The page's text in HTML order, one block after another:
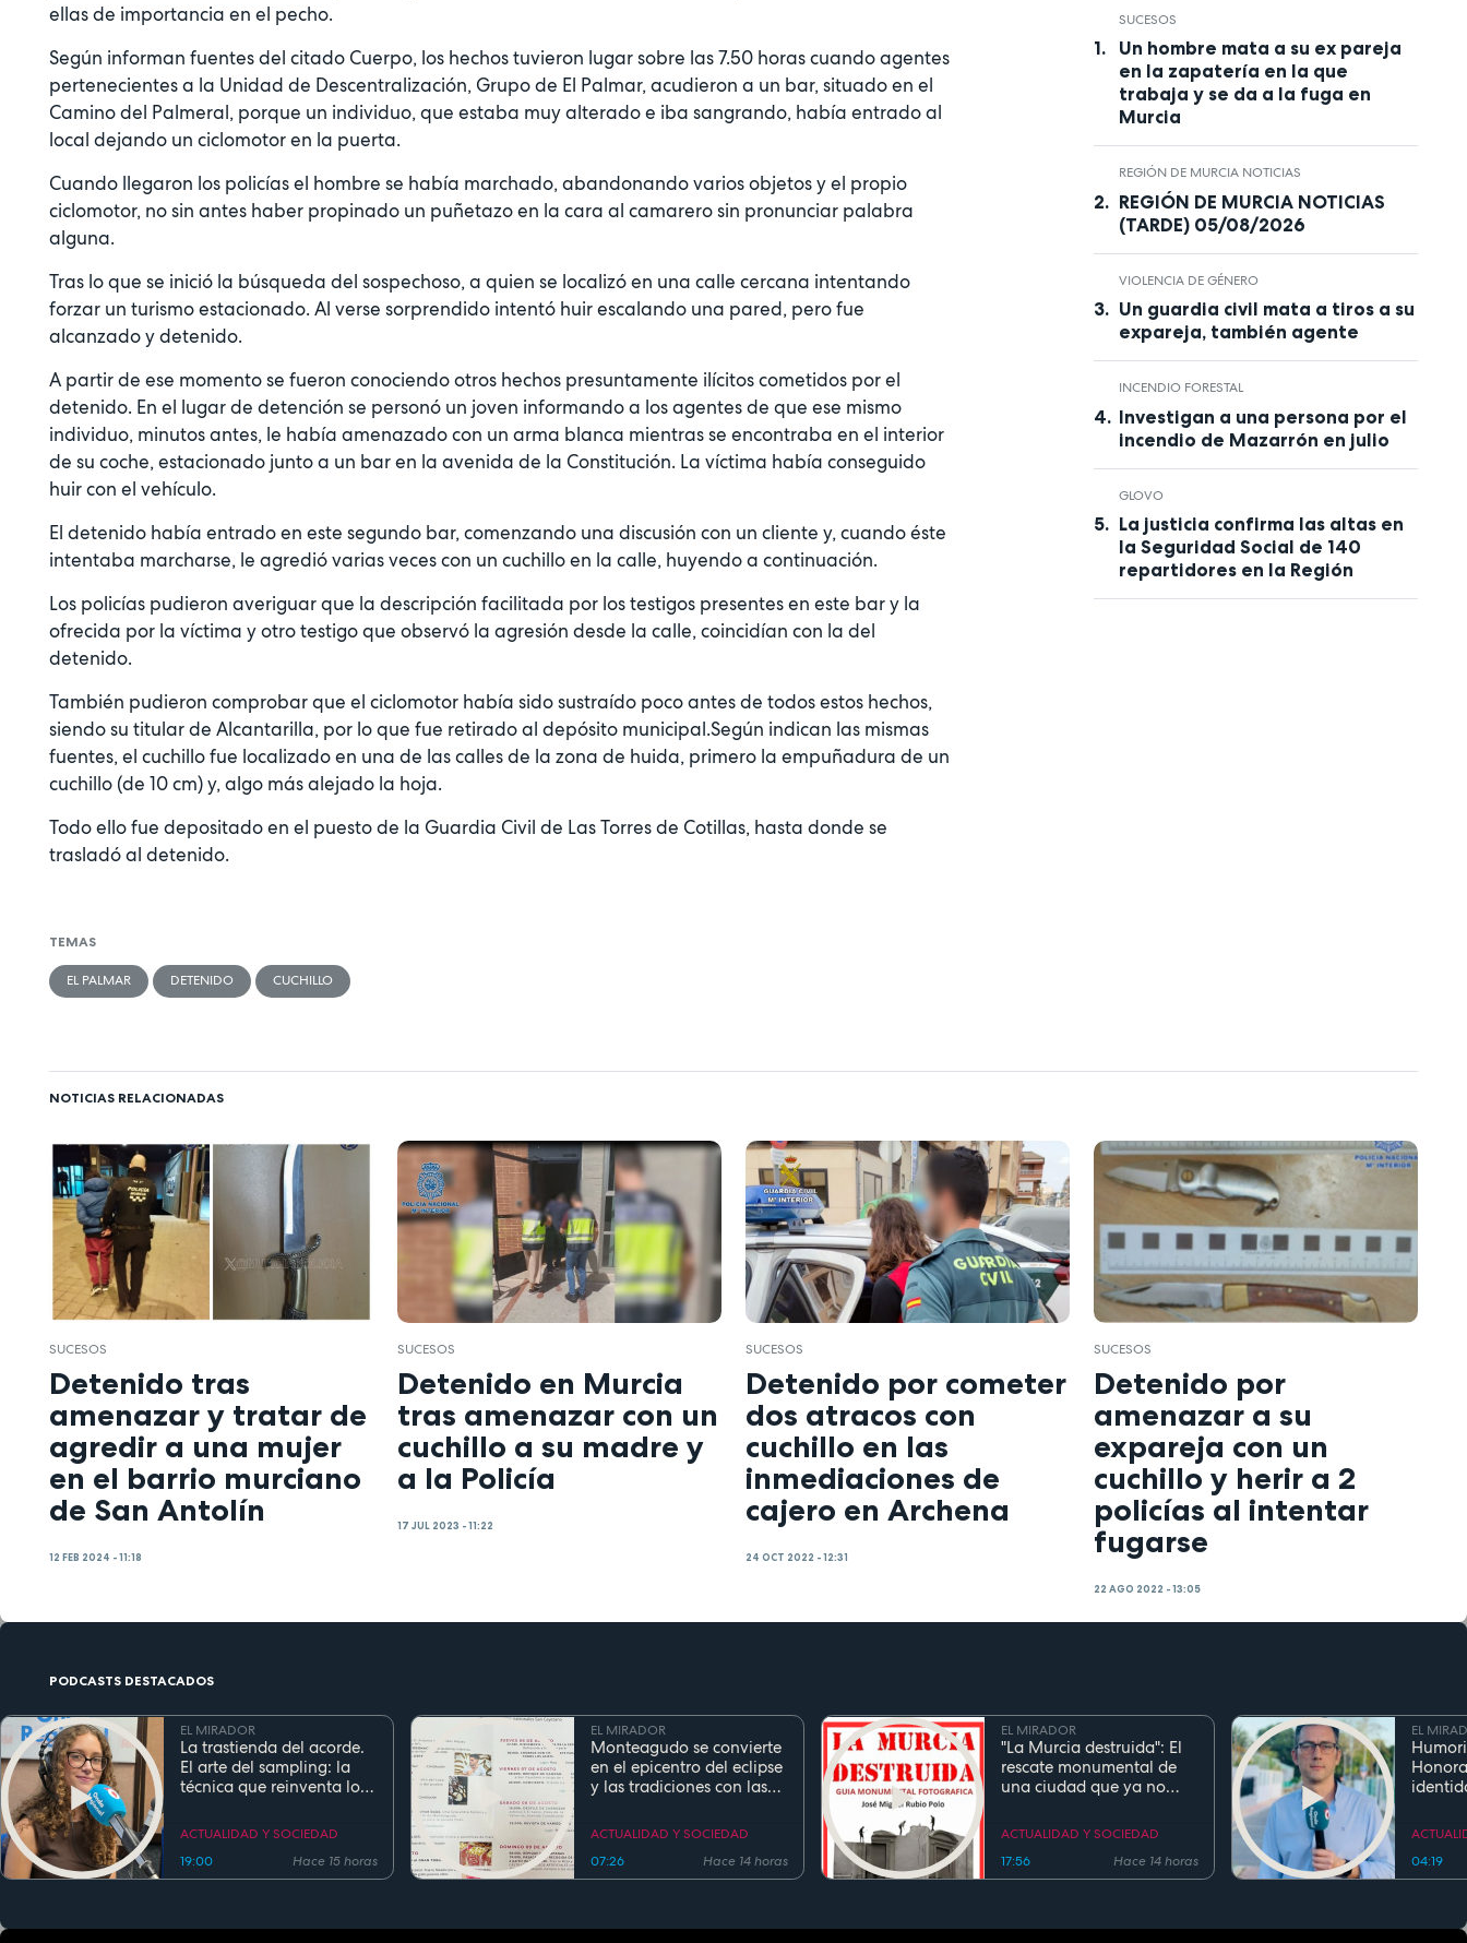
ellas de importancia en el pecho.
Según informan fuentes del citado Cuerpo, los hechos tuvieron lugar sobre las 7.50 horas cuando agentes
pertenecientes a la Unidad de Descentralización, Grupo de El Palmar, acudieron a un bar, situado en el
Camino del Palmeral, porque un individuo, que estaba muy alterado e iba sangrando, había entrado al
local dejando un ciclomotor en la puerta.
Cuando llegaron los policías el hombre se había marchado, abandonando varios objetos y el propio
ciclomotor, no sin antes haber propinado un puñetazo en la cara al camarero sin pronunciar palabra
alguna.
Tras lo que se inició la búsqueda del sospechoso, a quien se localizó en una calle cercana intentando
forzar un turismo estacionado. Al verse sorprendido intentó huir escalando una pared, pero fue
alcanzado y detenido.
A partir de ese momento se fueron conociendo otros hechos presuntamente ilícitos cometidos por el
detenido. En el lugar de detención se personó un joven informando a los agentes de que ese mismo
individuo, minutos antes, le había amenazado con un arma blanca mientras se encontraba en el interior
de su coche, estacionado junto a un bar en la avenida de la Constitución. La víctima había conseguido
huir con el vehículo.
El detenido había entrado en este segundo bar, comenzando una discusión con un cliente y, cuando éste
intentaba marcharse, le agredió varias veces con un cuchillo en la calle, huyendo a continuación.
Los policías pudieron averiguar que la descripción facilitada por los testigos presentes en este bar y la
ofrecida por la víctima y otro testigo que observó la agresión desde la calle, coincidían con la del
detenido.
También pudieron comprobar que el ciclomotor había sido sustraído poco antes de todos estos hechos,
siendo su titular de Alcantarilla, por lo que fue retirado al depósito municipal.Según indican las mismas
fuentes, el cuchillo fue localizado en una de las calles de la zona de huida, primero la empuñadura de un
cuchillo (de 10 cm) y, algo más alejado la hoja.
Todo ello fue depositado en el puesto de la Guardia Civil de Las Torres de Cotillas, hasta donde se
trasladó al detenido.
TEMAS
EL PALMAR DETENIDO CUCHILLO
SUCESOS
Un hombre mata a su ex pareja
en la zapatería en la que
trabaja y se da a la fuga en
Murcia
REGIÓN DE MURCIA NOTICIAS
REGIÓN DE MURCIA NOTICIAS
(TARDE) 05/08/2026
VIOLENCIA DE GÉNERO
Un guardia civil mata a tiros a su
expareja, también agente
INCENDIO FORESTAL
Investigan a una persona por el
incendio de Mazarrón en julio
GLOVO
La justicia confirma las altas en
la Seguridad Social de 140
repartidores en la Región
NOTICIAS RELACIONADAS
SUCESOS
Detenido tras
amenazar y tratar de
agredir a una mujer
en el barrio murciano
de San Antolín
12 FEB 2024 - 11:18
SUCESOS
Detenido en Murcia
tras amenazar con un
cuchillo a su madre y
a la Policía
17 JUL 2023 - 11:22
SUCESOS
Detenido por cometer
dos atracos con
cuchillo en las
inmediaciones de
cajero en Archena
24 OCT 2022 - 12:31
SUCESOS
Detenido por
amenazar a su
expareja con un
cuchillo y herir a 2
policías al intentar
fugarse
22 AGO 2022 - 13:05
PODCASTS DESTACADOS
EL MIRADOR
La trastienda del acorde.
El arte del sampling: la
técnica que reinventa los
actual
ACTUALIDAD Y SOCIEDAD
19:00
Hace 15 horas
EL MIRADOR
Monteagudo se convierte
en el epicentro del eclipse
y las tradiciones con las
ACTUALIDAD Y SOCIEDAD
07:26
Hace 14 horas
EL MIRADOR
"La Murcia destruida": El
rescate monumental de
una ciudad que ya no
ACTUALIDAD Y SOCIEDAD
17:56
Hace 14 horas
EL
Cierva
04:19